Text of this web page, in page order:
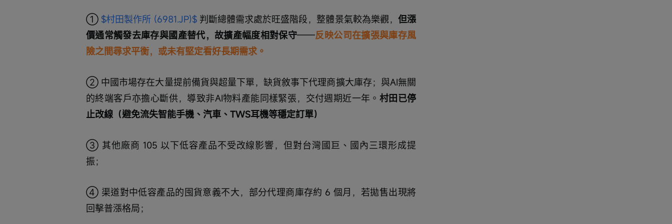
① $村田製作所 (6981.JP)$ 判斷總體需求處於旺盛階段，整體景氣較為樂觀， 但漲
價通常觸發去庫存與國產替代，故擴產幅度相對保守——反映公司在擴張與庫存風
險之間尋求平衡，或未有堅定看好長期需求。
② 中國市場存在大量提前備貨與超量下單，缺貨敘事下代理商擴大庫存；與AI無關
的終端客戶亦擔心斷供，導致非AI物料產能同樣緊張，交付週期近一年。 村田已停
止改線（避免流失智能手機、汽車、TWS耳機等穩定訂單）
③ 其他廠商 105 以下低容產品不受改線影響，但對台灣國巨、國內三環形成提
振；
④ 渠道對中低容產品的囤貨意義不大，部分代理商庫存約 6 個月，若拋售出現將
回擊普漲格局；